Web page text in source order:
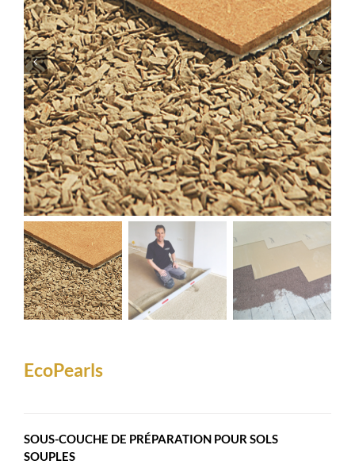
EcoPearls
SOUS-COUCHE DE PRÉPARATION POUR SOLS
SOUPLES